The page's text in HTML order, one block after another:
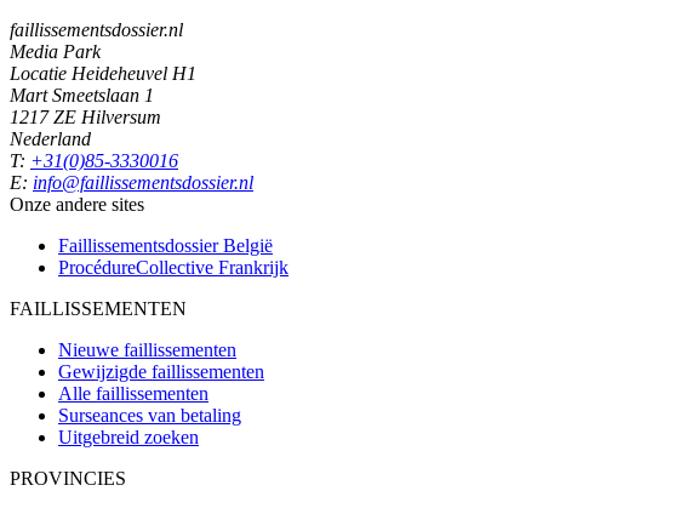
faillissementsdossier.nl
Media Park
Locatie Heideheuvel H1
Mart Smeetslaan 1
1217 ZE Hilversum
Nederland
T: +31(0)85-3330016
E: info@faillissementsdossier.nl
Onze andere sites
Faillissementsdossier België
ProcédureCollective Frankrijk
FAILLISSEMENTEN
Nieuwe faillissementen
Gewijzigde faillissementen
Alle faillissementen
Surseances van betaling
Uitgebreid zoeken
PROVINCIES